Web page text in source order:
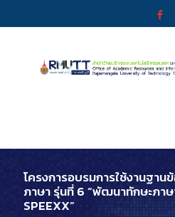
โครงการอบรมการใช้งานฐา
ภาษา รุ่นที่ 6 “พัฒนาทักษะภา
SPEEXX”